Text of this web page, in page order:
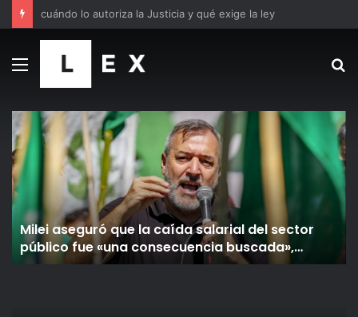
Menú
Milei aseguró que la caída salarial del sector
público fue «una consecuencia buscada»,
Aguiar lo acusó de mentiroso: «El ajuste lo iba a